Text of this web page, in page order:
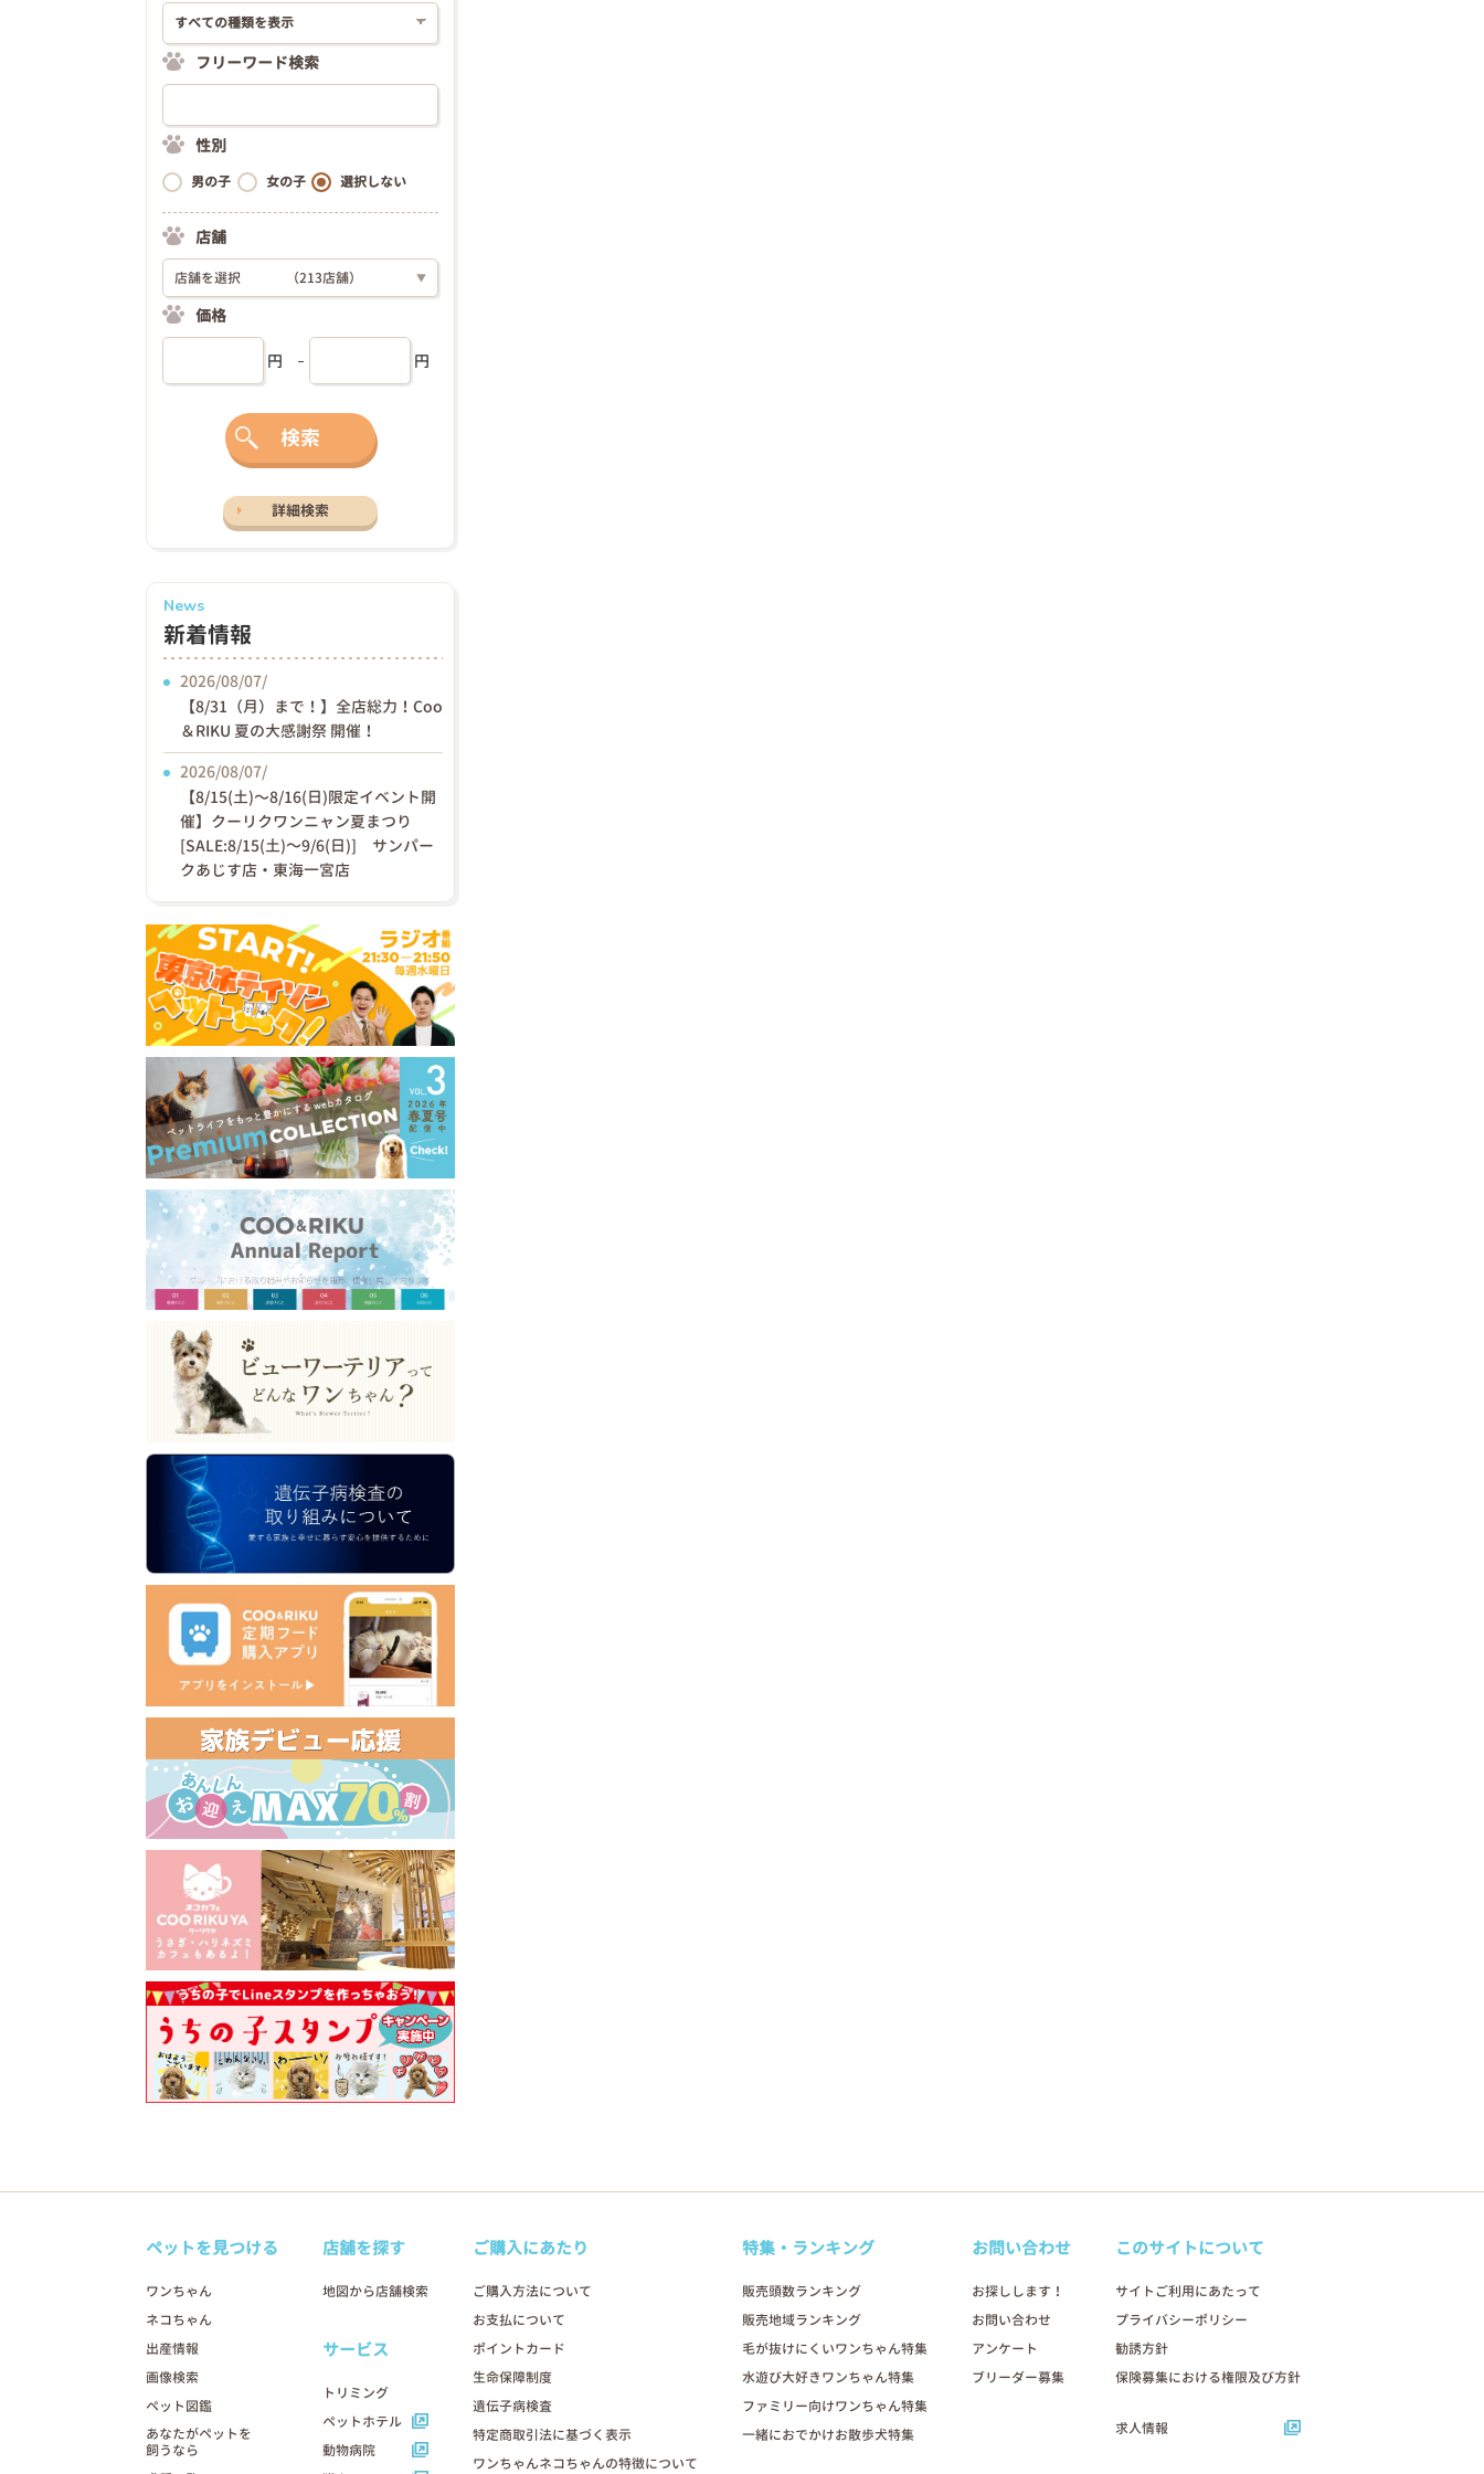
フリーワード検索
性別
男の子 女の子 選択しない
店舗
店舗を選択 （213店舗） ▼
価格
円 円
検索
詳細検索
News
新着情報
2026/08/07/
【8/31（月）まで！】全店総力！Coo
＆RIKU 夏の大感謝祭 開催！
2026/08/07/
【8/15(土)〜8/16(日)限定イベント開
催】クーリクワンニャン夏まつり
[SALE:8/15(土)～9/6(日)] サンパー
クあじす店・東海一宮店
ペットを見つける
ワンちゃん
ネコちゃん
出産情報
画像検索
ペット図鑑
あなたがペットを
飼うなら
店舗を探す
地図から店舗検索
サービス
トリミング
ペットホテル
動物病院
ご購入にあたり
ご購入方法について
お支払について
ポイントカード
生命保障制度
遺伝子病検査
特定商取引法に基づく表示
ワンちゃんネコちゃんの特徴について
特集・ランキング
販売頭数ランキング
販売地域ランキング
毛が抜けにくいワンちゃん特集
水遊び大好きワンちゃん特集
ファミリー向けワンちゃん特集
一緒におでかけお散歩犬特集
お問い合わせ
お探しします！
お問い合わせ
アンケート
ブリーダー募集
このサイトについて
サイトご利用にあたって
プライバシーポリシー
勧誘方針
保険募集における権限及び方針
求人情報